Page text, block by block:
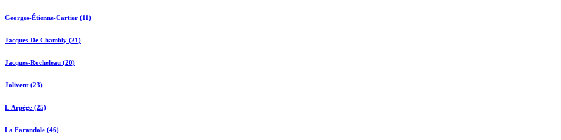
Georges-Étienne-Cartier (11)
Jacques-De Chambly (21)
Jacques-Rocheleau (20)
Jolivent (23)
L'Arpège (25)
La Farandole (46)